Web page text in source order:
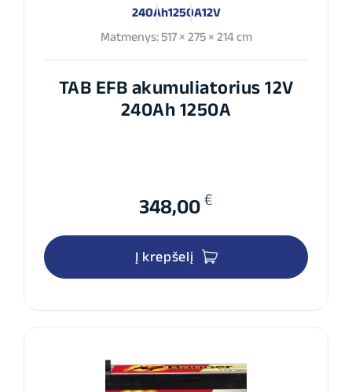
240Ah1250A12V
Matmenys: 517 × 275 × 214 cm
TAB EFB akumuliatorius 12V
240Ah 1250A
348,00 €
Į krepšelį